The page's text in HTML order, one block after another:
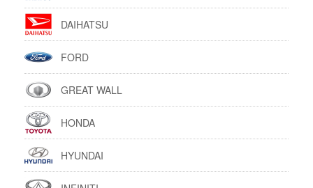
DAIHATSU
FORD
GREAT WALL
HONDA
HYUNDAI